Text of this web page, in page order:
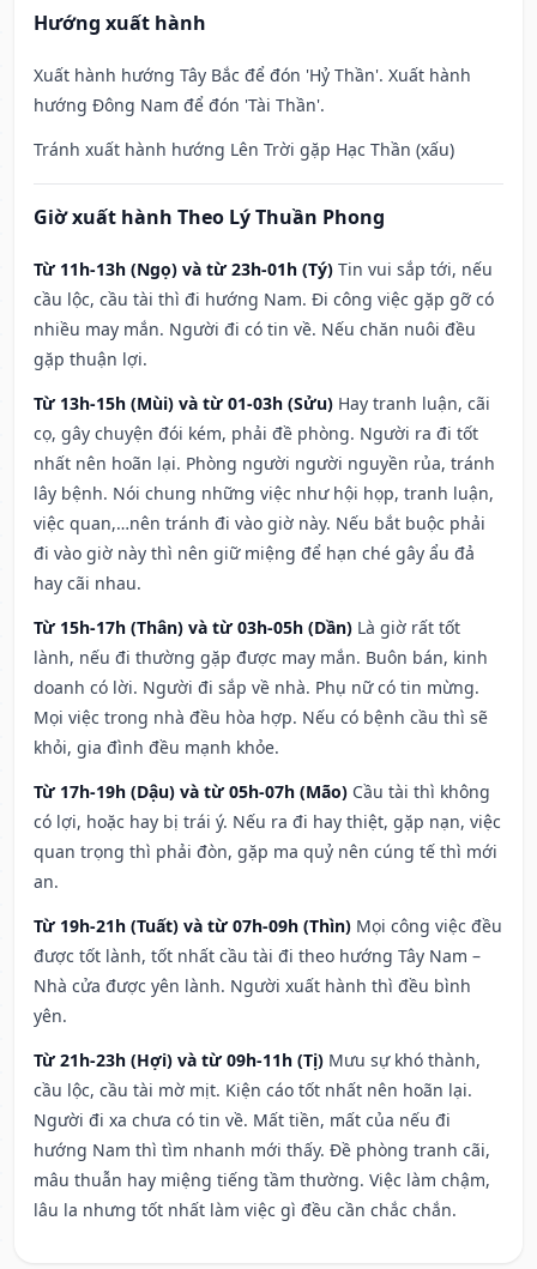
Hướng xuất hành
Xuất hành hướng Tây Bắc để đón 'Hỷ Thần'. Xuất hành
hướng Đông Nam để đón 'Tài Thần'.
Tránh xuất hành hướng Lên Trời gặp Hạc Thần (xấu)
Giờ xuất hành Theo Lý Thuần Phong
Từ 11h-13h (Ngọ) và từ 23h-01h (Tý) Tin vui sắp tới, nếu
cầu lộc, cầu tài thì đi hướng Nam. Đi công việc gặp gỡ có
nhiều may mắn. Người đi có tin về. Nếu chăn nuôi đều
gặp thuận lợi.
Từ 13h-15h (Mùi) và từ 01-03h (Sửu) Hay tranh luận, cãi
cọ, gây chuyện đói kém, phải đề phòng. Người ra đi tốt
nhất nên hoãn lại. Phòng người người nguyền rủa, tránh
lây bệnh. Nói chung những việc như hội họp, tranh luận,
việc quan,…nên tránh đi vào giờ này. Nếu bắt buộc phải
đi vào giờ này thì nên giữ miệng để hạn ché gây ẩu đả
hay cãi nhau.
Từ 15h-17h (Thân) và từ 03h-05h (Dần) Là giờ rất tốt
lành, nếu đi thường gặp được may mắn. Buôn bán, kinh
doanh có lời. Người đi sắp về nhà. Phụ nữ có tin mừng.
Mọi việc trong nhà đều hòa hợp. Nếu có bệnh cầu thì sẽ
khỏi, gia đình đều mạnh khỏe.
Từ 17h-19h (Dậu) và từ 05h-07h (Mão) Cầu tài thì không
có lợi, hoặc hay bị trái ý. Nếu ra đi hay thiệt, gặp nạn, việc
quan trọng thì phải đòn, gặp ma quỷ nên cúng tế thì mới
an.
Từ 19h-21h (Tuất) và từ 07h-09h (Thìn) Mọi công việc đều
được tốt lành, tốt nhất cầu tài đi theo hướng Tây Nam –
Nhà cửa được yên lành. Người xuất hành thì đều bình
yên.
Từ 21h-23h (Hợi) và từ 09h-11h (Tị) Mưu sự khó thành,
cầu lộc, cầu tài mờ mịt. Kiện cáo tốt nhất nên hoãn lại.
Người đi xa chưa có tin về. Mất tiền, mất của nếu đi
hướng Nam thì tìm nhanh mới thấy. Đề phòng tranh cãi,
mâu thuẫn hay miệng tiếng tầm thường. Việc làm chậm,
lâu la nhưng tốt nhất làm việc gì đều cần chắc chắn.